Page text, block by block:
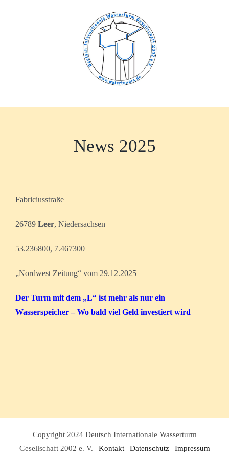
News 2025
Fabriciusstraße
26789 Leer, Niedersachsen
53.236800, 7.467300
„Nordwest Zeitung“ vom 29.12.2025
Der Turm mit dem „L“ ist mehr als nur ein
Wasserspeicher – Wo bald viel Geld investiert wird
Copyright 2024 Deutsch Internationale Wasserturm
Gesellschaft 2002 e. V. | Kontakt| Datenschutz| Impressum